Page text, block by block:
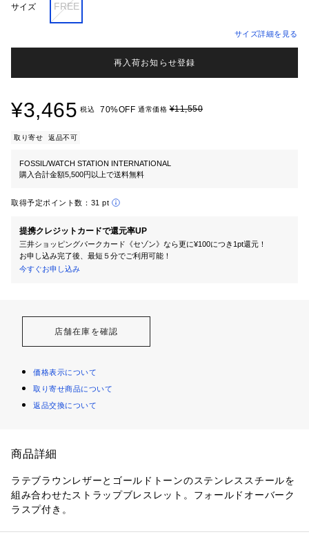
サイズ FREE
サイズ詳細を見る
再入荷お知らせ登録
¥3,465 税込 70%OFF 通常価格¥11,550
取り寄せ 返品不可
FOSSIL/WATCH STATION INTERNATIONAL
購入合計金額5,500円以上で送料無料
取得予定ポイント数： 31 pt
提携クレジットカードで還元率UP
三井ショッピングパークカード《セゾン》なら更に¥100につき1pt還元！
お申し込み完了後、最短５分でご利用可能！
今すぐお申し込み
店舗在庫を確認
価格表示について
取り寄せ商品について
返品交換について
商品詳細
ラテブラウンレザーとゴールドトーンのステンレススチールを
組み合わせたストラップブレスレット。フォールドオーバーク
ラスプ付き。